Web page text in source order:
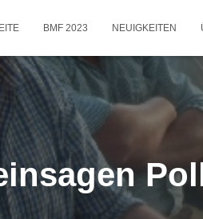
BMF 2023 NEUIGKEITEN